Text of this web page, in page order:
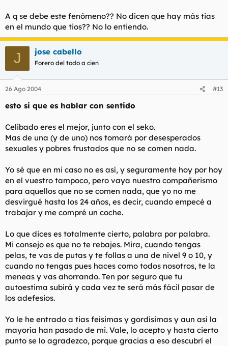
A q se debe este fenómeno?? No dicen que hay más tias
en el mundo que tios?? No lo entiendo.
J jose cabello
Forero del todo a cien
26 Ago 2004 #13
esto si que es hablar con sentido
Celibado eres el mejor, junto con el seko.
Mas de una (y de uno) nos tomará por desesperados
sexuales y pobres frustados que no se comen nada.
Yo sé que en mi caso no es así, y seguramente hoy por hoy
en el vuestro tampoco, pero vaya nuestro compañerismo
para aquellos que no se comen nada, que yo no me
desvirgué hasta los 24 años, es decir, cuando empecé a
trabajar y me compré un coche.
Lo que dices es totalmente cierto, palabra por palabra.
Mi consejo es que no te rebajes. Mira, cuando tengas
pelas, te vas de putas y te follas a una de nivel 9 o 10, y
cuando no tengas pues haces como todos nosotros, te la
meneas y vas ahorrando. Ten por seguro que tu
autoestima subirá y cada vez te será más fácil pasar de
los adefesios.
Yo le he entrado a tias feísimas y gordísimas y aun así la
mayoría han pasado de mi. Vale, lo acepto y hasta cierto
punto se lo agradezco, porque gracias a eso descubrí el